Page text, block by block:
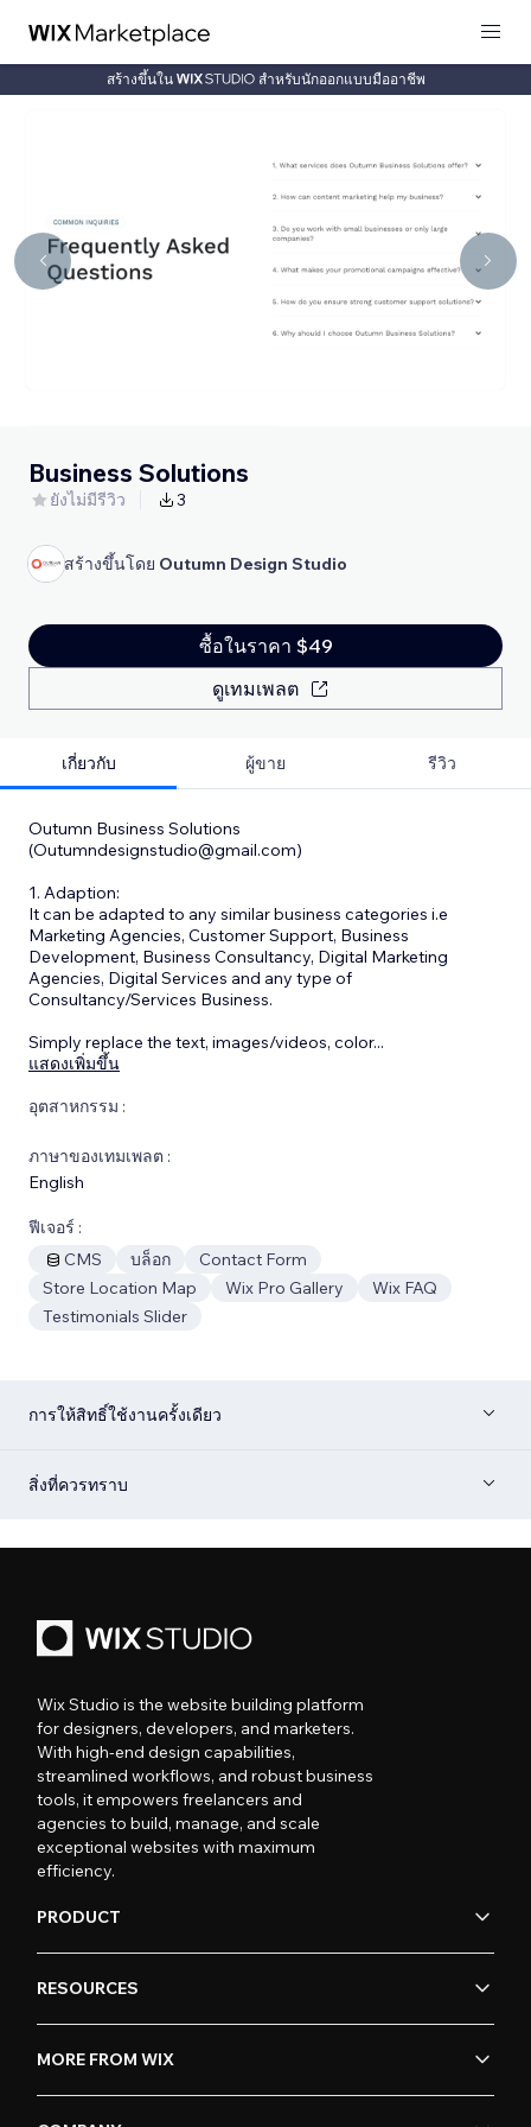
สร้างขึ้นใน สำหรับนักออกแบบมืออาชีพ
Business Solutions
ยังไม่มีรีวิว 3
สร้างขึ้นโดย Outumn Design Studio
ซื้อในราคา $49
ดูเทมเพลต
เกี่ยวกับ ผู้ขาย รีวิว
Outumn Business Solutions
(Outumndesignstudio@gmail.com)
1. Adaption:
It can be adapted to any similar business categories i.e
Marketing Agencies, Customer Support, Business
Development, Business Consultancy, Digital Marketing
Agencies, Digital Services and any type of
Consultancy/Services Business.
Simply replace the text, images/videos, color...
แสดงเพิ่มขึ้น
อุตสาหกรรม :
ภาษาของเทมเพลต :
English
ฟีเจอร์ :
CMS
บล็อก
Contact Form
Store Location Map
Wix Pro Gallery
Wix FAQ
Testimonials Slider
การให้สิทธิ์ใช้งานครั้งเดียว
สิ่งที่ควรทราบ
Wix Studio is the website building platform
for designers, developers, and marketers.
With high-end design capabilities,
streamlined workflows, and robust business
tools, it empowers freelancers and
agencies to build, manage, and scale
exceptional websites with maximum
efficiency.
PRODUCT
RESOURCES
MORE FROM WIX